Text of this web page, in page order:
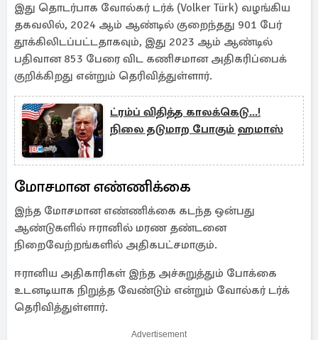
இது தொடர்பாக வோல்கர் டர்க் (Volker Türk) வழங்கிய
தகவலில், 2024 ஆம் ஆண்டில் குறைந்தது 901 பேர்
தூக்கிலிடப்பட்டதாகவும், இது 2023 ஆம் ஆண்டில்
பதிவான 853 பேரை விட கணிசமான அதிகரிப்பைக்
குறிக்கிறது என்றும் தெரிவித்துள்ளார்.
ட்ரம்ப் விதித்த காலக்கெடு...!
நிலை தடுமாற போகும் ஹமாஸ்
மோசமான எண்ணிக்கை
இந்த மோசமான எண்ணிக்கை கடந்த ஒன்பது
ஆண்டுகளில் ஈரானில் மரண தண்டனை
நிறைவேற்றங்களில் அதிகபட்சமாகும்.
ஈரானிய அதிகாரிகள் இந்த அச்சுறுத்தும் போக்கை
உடனடியாக நிறுத்த வேண்டும் என்றும் வோல்கர் டர்க்
தெரிவித்துள்ளார்.
Advertisement